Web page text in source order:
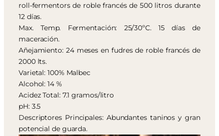
roll-fermentors de roble francés de 500 litros durante
12 días.
Max. Temp. Fermentación: 25/30ºC. 15 días de
maceración.
Añejamiento: 24 meses en fudres de roble francés de
2000 lts.
Varietal: 100% Malbec
Alcohol: 14 %
Acidez Total: 7.1 gramos/litro
pH: 3.5
Descriptores Principales: Abundantes taninos y gran
potencial de guarda.